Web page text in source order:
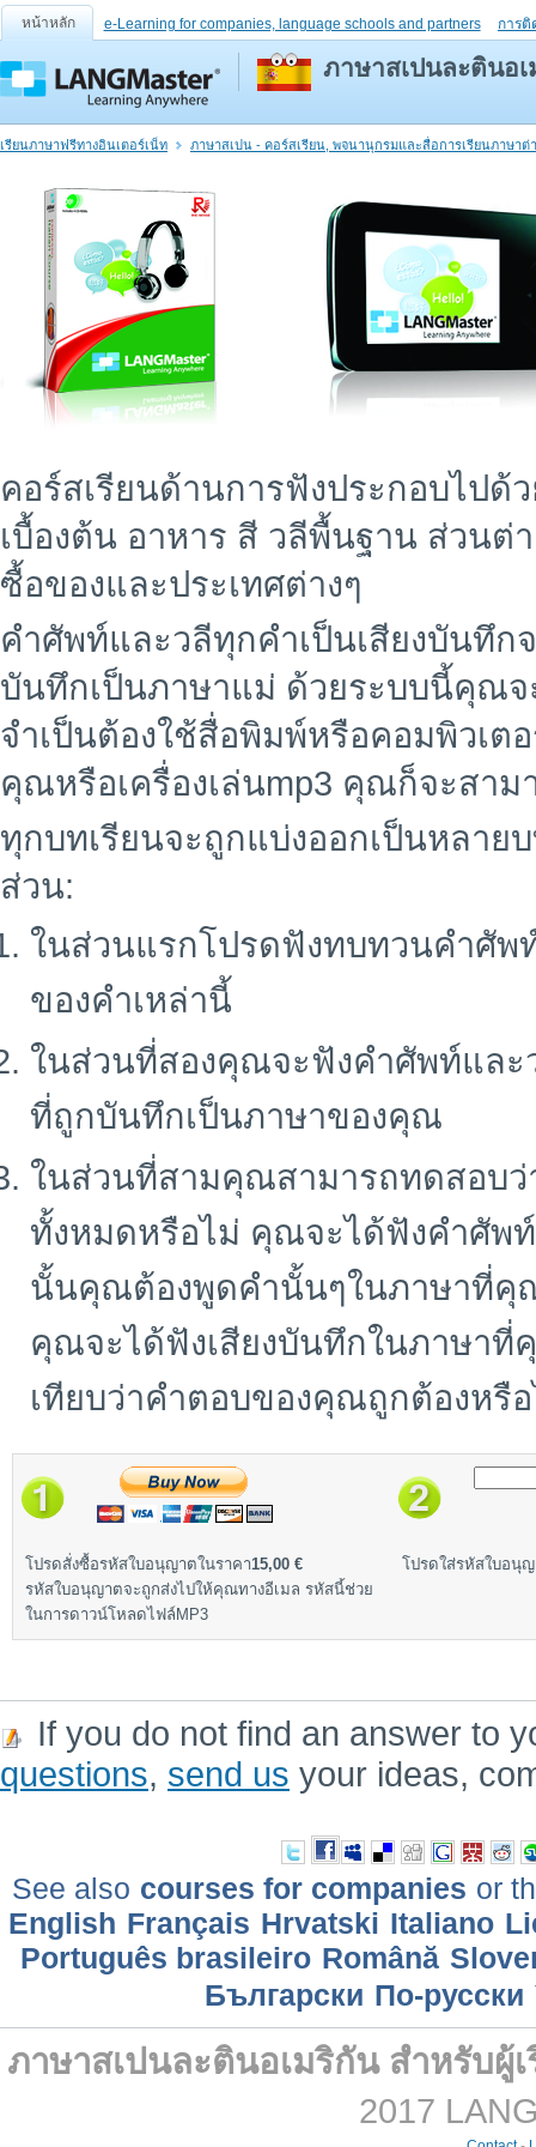
หน้าหลัก e-Learning for companies, language schools and partners การติ
ภาษาสเปนละตินอ
เรียนภาษาฟรีทางอินเตอร์เน็ท ภาษาสเปน - คอร์สเรียน, พจนานุกรมและสื่อการเรียนภาษาต่
คอร์สเรียนด้านการฟังประกอบไปด้
เบื้องต้น อาหาร สี วลีพื้นฐาน ส่วนต่
ซื้อของและประเทศต่างๆ
คำศัพท์และวลีทุกคำเป็นเสียงบันทึก
บันทึกเป็นภาษาแม่ ด้วยระบบนี้คุณจ
จำเป็นต้องใช้สื่อพิมพ์หรือคอมพิวเตอ
คุณหรือเครื่องเล่นmp3 คุณก็จะสาม
ทุกบทเรียนจะถูกแบ่งออกเป็นหลาย
ส่วน:
ในส่วนแรกโปรดฟังทบทวนคำศัพ
ของคำเหล่านี้
ในส่วนที่สองคุณจะฟังคำศัพท์และ
ที่ถูกบันทึกเป็นภาษาของคุณ
ในส่วนที่สามคุณสามารถทดสอบ
ทั้งหมดหรือไม่ คุณจะได้ฟังคำศัพ
นั้นคุณต้องพูดคำนั้นๆในภาษาที่คุ
คุณจะได้ฟังเสียงบันทึกในภาษา
เทียบว่าคำตอบของคุณถูกต้องหรื
โปรดสั่งซื้อรหัสใบอนุญาตในราคา15,00 €
รหัสใบอนุญาตจะถูกส่งไปให้คุณทางอีเมล รหัสนี้ช่วย
ในการดาวน์โหลดไฟล์MP3
โปรดใส่รหัสใบอนุ
If you do not find an answer to
questions, send us your ideas,
See also courses for companies or
English Français Hrvatski Italiano
Português brasileiro Română
Български По-русски
ภาษาสเปนละตินอเมริกัน สำหรับผู้
2017